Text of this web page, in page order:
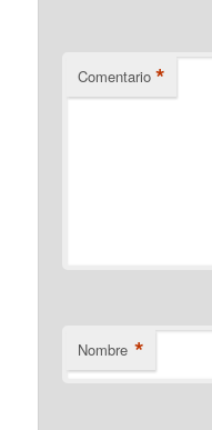
Comentario *
Nombre *